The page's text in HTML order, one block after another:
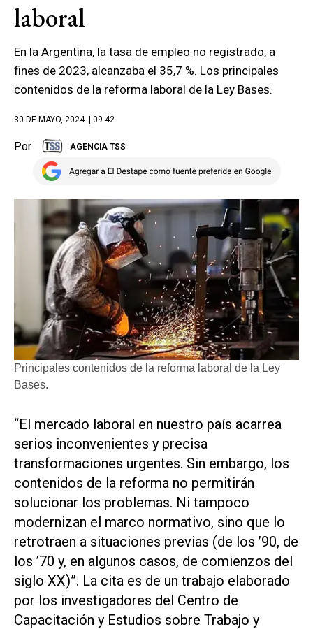
laboral
En la Argentina, la tasa de empleo no registrado, a
fines de 2023, alcanzaba el 35,7 %. Los principales
contenidos de la reforma laboral de la Ley Bases.
30 DE MAYO, 2024 | 09.42
Por AGENCIA TSS
Principales contenidos de la reforma laboral de la Ley
Bases.
“El mercado laboral en nuestro país acarrea
serios inconvenientes y precisa
transformaciones urgentes. Sin embargo, los
contenidos de la reforma no permitirán
solucionar los problemas. Ni tampoco
modernizan el marco normativo, sino que lo
retrotraen a situaciones previas (de los ’90, de
los ’70 y, en algunos casos, de comienzos del
siglo XX)”. La cita es de un trabajo elaborado
por los investigadores del Centro de
Capacitación y Estudios sobre Trabajo y